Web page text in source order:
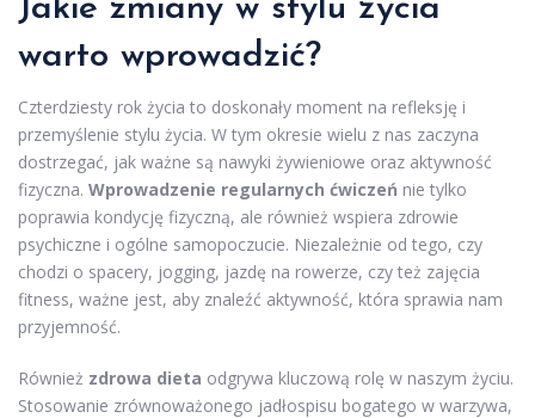
Jakie zmiany w stylu życia
warto wprowadzić?
Czterdziesty rok życia to doskonały moment na refleksję i
przemyślenie stylu życia. W tym okresie wielu z nas zaczyna
dostrzegać, jak ważne są nawyki żywieniowe oraz aktywność
fizyczna. Wprowadzenie regularnych ćwiczeń nie tylko
poprawia kondycję fizyczną, ale również wspiera zdrowie
psychiczne i ogólne samopoczucie. Niezależnie od tego, czy
chodzi o spacery, jogging, jazdę na rowerze, czy też zajęcia
fitness, ważne jest, aby znaleźć aktywność, która sprawia nam
przyjemność.
Również zdrowa dieta odgrywa kluczową rolę w naszym życiu.
Stosowanie zrównoważonego jadłospisu bogatego w warzywa,